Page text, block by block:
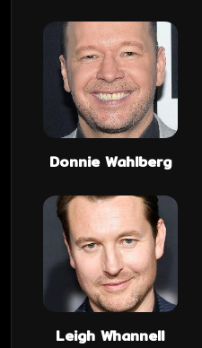
Donnie Wahlberg
Leigh Whannell